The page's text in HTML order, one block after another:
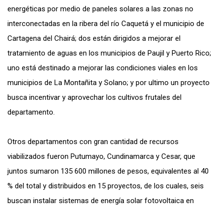
energéticas por medio de paneles solares a las zonas no
interconectadas en la ribera del río Caquetá y el municipio de
Cartagena del Chairá; dos están dirigidos a mejorar el
tratamiento de aguas en los municipios de Paujil y Puerto Rico;
uno está destinado a mejorar las condiciones viales en los
municipios de La Montañita y Solano; y por ultimo un proyecto
busca incentivar y aprovechar los cultivos frutales del
departamento.
Otros departamentos con gran cantidad de recursos
viabilizados fueron Putumayo, Cundinamarca y Cesar, que
juntos sumaron 135 600 millones de pesos, equivalentes al 40
% del total y distribuidos en 15 proyectos, de los cuales, seis
buscan instalar sistemas de energía solar fotovoltaica en